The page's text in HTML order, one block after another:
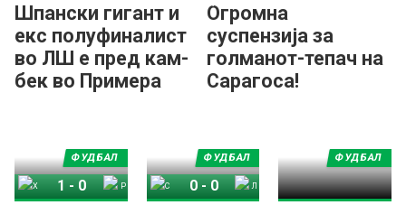
Шпански гигант и
екс полуфиналист
во ЛШ е пред кам-
бек во Примера
Огромна
суспензија за
голманот-тепач на
Сарагоса!
ФУДБАЛ
1 - 0
ФУДБАЛ
0- 0
ФУДБАЛ